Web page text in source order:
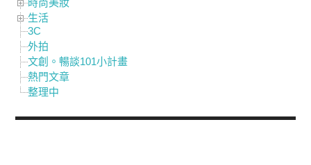
時尚美妝
生活
3C
外拍
文創。暢談101小計畫
熱門文章
整理中